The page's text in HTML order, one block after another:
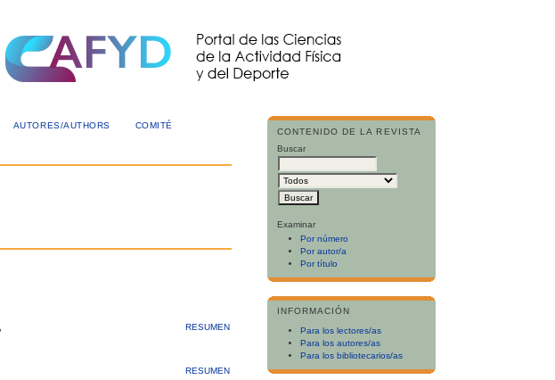
CONTENIDO DE LA REVISTA
Buscar
Examinar
Por número
Por autor/a
Por título
INFORMACIÓN
Para los lectores/as
Para los autores/as
Para los bibliotecarios/as
AUTORES/AUTHORS COMITÉ
RESUMEN
RESUMEN